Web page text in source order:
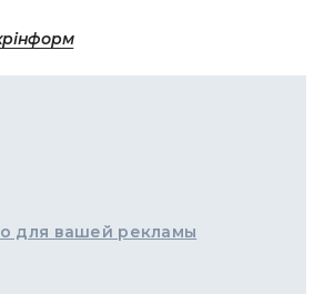
для вашей рекламы